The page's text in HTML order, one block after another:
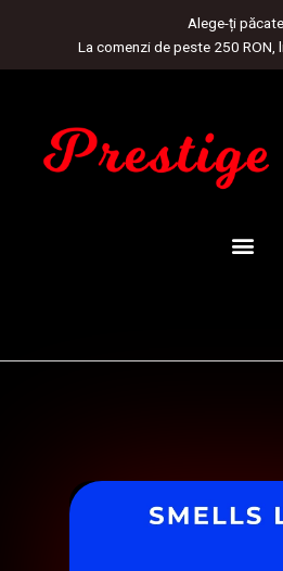
Alege-ți
La comenzi de peste 250 RON,